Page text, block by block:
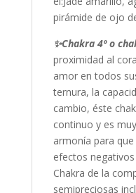
pirámide de ojo
✨Chakra 4º o
proximidad al
amor en todos
ternura, la
cambio, éste
continuo y es
armonía para
efectos
Chakra de la
semipreciosas